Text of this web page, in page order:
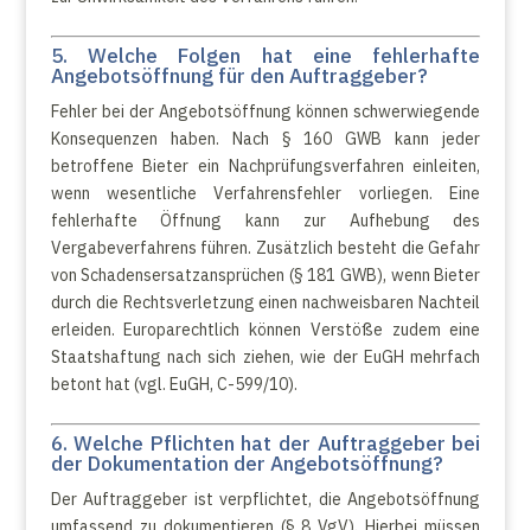
5. Welche Folgen hat eine fehlerhafte
Angebotsöffnung für den Auftraggeber?
Fehler bei der Angebotsöffnung können schwerwiegende
Konsequenzen haben. Nach § 160 GWB kann jeder
betroffene Bieter ein Nachprüfungsverfahren einleiten,
wenn wesentliche Verfahrensfehler vorliegen. Eine
fehlerhafte Öffnung kann zur Aufhebung des
Vergabeverfahrens führen. Zusätzlich besteht die Gefahr
von Schadensersatzansprüchen (§ 181 GWB), wenn Bieter
durch die Rechtsverletzung einen nachweisbaren Nachteil
erleiden. Europarechtlich können Verstöße zudem eine
Staatshaftung nach sich ziehen, wie der EuGH mehrfach
betont hat (vgl. EuGH, C-599/10).
6. Welche Pflichten hat der Auftraggeber bei
der Dokumentation der Angebotsöffnung?
Der Auftraggeber ist verpflichtet, die Angebotsöffnung